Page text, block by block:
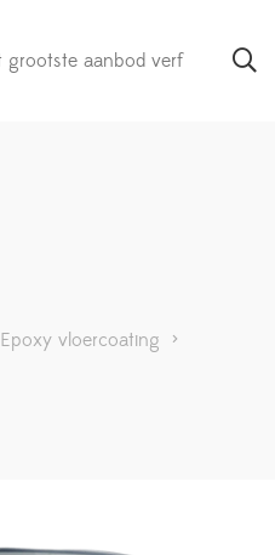
Epoxy vloercoating >